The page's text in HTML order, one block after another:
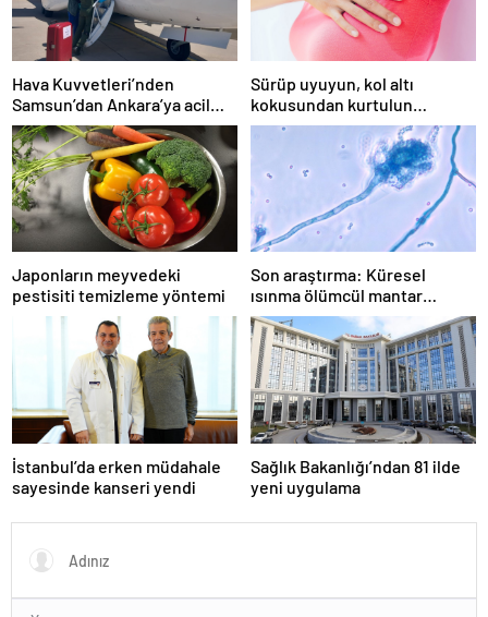
Hava Kuvvetleri’nden
Samsun’dan Ankara’ya acil
organ nakli
Sürüp uyuyun, kol altı
kokusundan kurtulun…
Japonların meyvedeki
pestisiti temizleme yöntemi
Son araştırma: Küresel
ısınma ölümcül mantar
hastalığını yayabilir
İstanbul’da erken müdahale
sayesinde kanseri yendi
Sağlık Bakanlığı’ndan 81 ilde
yeni uygulama